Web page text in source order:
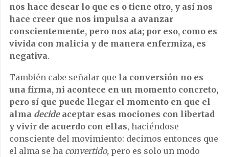
nos hace desear lo que es o tiene otro, y así nos
hace creer que nos impulsa a avanzar
conscientemente, pero nos ata; por eso, como es
vivida con malicia y de manera enfermiza, es
negativa.
También cabe señalar que la conversión no es
una firma, ni acontece en un momento concreto,
pero sí que puede llegar el momento en que el
alma decideaceptar esas mociones con libertad
y vivir de acuerdo con ellas, haciéndose
consciente del movimiento: decimos entonces que
el alma se ha convertido, pero es solo un modo